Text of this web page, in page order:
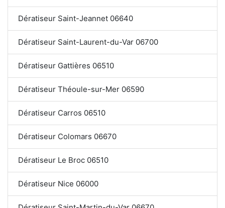
Dératiseur Saint-Jeannet 06640
Dératiseur Saint-Laurent-du-Var 06700
Dératiseur Gattières 06510
Dératiseur Théoule-sur-Mer 06590
Dératiseur Carros 06510
Dératiseur Colomars 06670
Dératiseur Le Broc 06510
Dératiseur Nice 06000